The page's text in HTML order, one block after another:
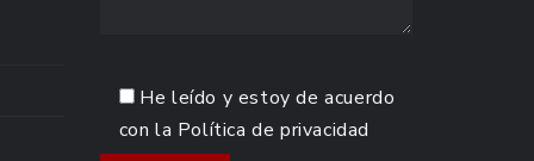
He leído y estoy de acuerdo
con la Política de privacidad